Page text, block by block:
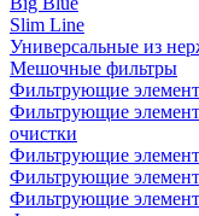
Slim Line
Универсальные из
Мешочные фильтры
Фильтрующие
Фильтрующие
очистки
Фильтрующие
Фильтрующие
Фильтрующие